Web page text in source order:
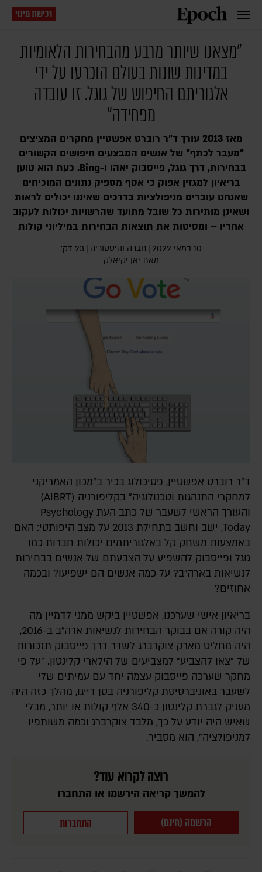
רכישת מינוי
"מצאנו שיותר מרבע מהבחירות הלאומיות
במדינות שונות בעולם הוכרעו על ידי
אלגוריתם החיפוש של גוגל. זו עובדה
מפחידה"
מאז 2013 עורך ד"ר רוברט אפשטיין מחקרים המציצים
"מעבר לכתף" של אנשים המבצעים חיפושים הקשורים
בבחירות, דרך גוגל, פייסבוק יאהו ו-Bing. כעת הוא טוען
בריאיון למגזין אפוק כי אסף מספיק נתונים המוכיחים
שאנחנו עוברים מניפולציות בדרכים שאיננו יכולים לראות
ושאינן מותירות כל שובל מתועד שהרשויות יכולות לעקוב
אחריו – ומסיטות את תוצאות הבחירות במיליוני קולות
10 במאי 2022 | חברה והיסטוריה | 23 דק׳
מאת יאן יקיאלק
ד"ר רוברט אפשטיין, פסיכולוג בכיר ב"מכון האמריקני
למחקרי התנהגות וטכנולוגיה" בקליפורניה (AIBRT)
והעורך הראשי לשעבר של כתב העת Psychology
Today, ישב וחשב בתחילת 2013 על מצב היפותטי: האם
באמצעות משחק קל באלגוריתמים יכולות חברות כמו
גוגל ופייסבוק להשפיע על הצבעתם של אנשים בבחירות
לנשיאות בארה"ב? על כמה אנשים הם ישפיעו? ובכמה
אחוזים?
בריאיון אישי שערכנו, אפשטיין ביקש ממני לדמיין מה
היה קורה אם בבוקר הבחירות לנשיאות ארה"ב ב-2016,
היה מחליט מארק צוקרברג לשדר דרך פייסבוק תזכורות
של "צאו להצביע" למצביעים של הילארי קלינטון. "על פי
מחקר שערכה פייסבוק עצמה יחד עם עמיתים שלי
לשעבר באוניברסיטת קליפורניה בסן דייגו, מהלך כזה היה
מעניק לגברת קלינטון כ-340 אלף קולות או יותר, מבלי
שאיש היה יודע על כך, מלבד צוקרברג וכמה משותפיו
למניפולציה", הוא מסביר.
רוצה לקרוא עוד?
להמשך קריאה הירשמו או התחברו
הרשמה (חינם) התחברות